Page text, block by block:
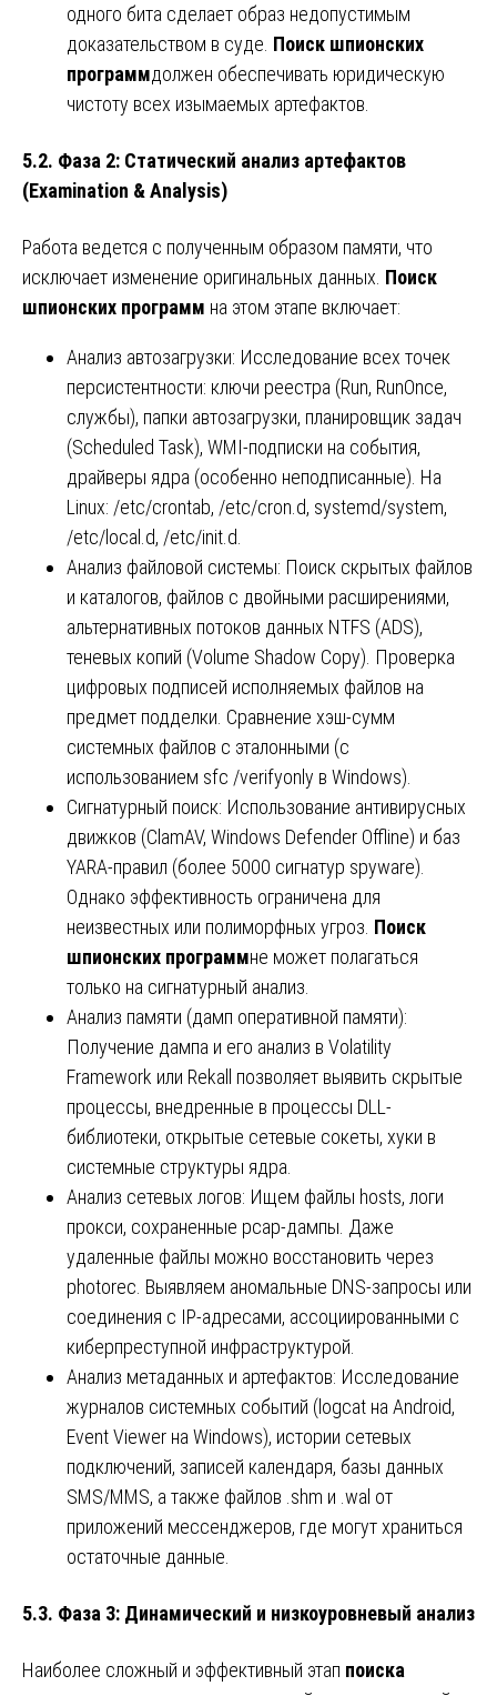
одного бита сделает образ недопустимым
доказательством в суде. Поиск шпионских
программдолжен обеспечивать юридическую
чистоту всех изымаемых артефактов.
5.2. Фаза 2: Статический анализ артефактов
(Examination & Analysis)
Работа ведется с полученным образом памяти, что
исключает изменение оригинальных данных. Поиск
шпионских программ на этом этапе включает:
Анализ автозагрузки: Исследование всех точек
персистентности: ключи реестра (Run, RunOnce,
службы), папки автозагрузки, планировщик задач
(Scheduled Task), WMI-подписки на события,
драйверы ядра (особенно неподписанные). На
Linux: /etc/crontab, /etc/cron.d, systemd/system,
/etc/local.d, /etc/init.d.
Анализ файловой системы: Поиск скрытых файлов
и каталогов, файлов с двойными расширениями,
альтернативных потоков данных NTFS (ADS),
теневых копий (Volume Shadow Copy). Проверка
цифровых подписей исполняемых файлов на
предмет подделки. Сравнение хэш-сумм
системных файлов с эталонными (с
использованием sfc /verifyonly в Windows).
Сигнатурный поиск: Использование антивирусных
движков (ClamAV, Windows Defender Offline) и баз
YARA-правил (более 5000 сигнатур spyware).
Однако эффективность ограничена для
неизвестных или полиморфных угроз. Поиск
шпионских программне может полагаться
только на сигнатурный анализ.
Анализ памяти (дамп оперативной памяти):
Получение дампа и его анализ в Volatility
Framework или Rekall позволяет выявить скрытые
процессы, внедренные в процессы DLL-
библиотеки, открытые сетевые сокеты, хуки в
системные структуры ядра.
Анализ сетевых логов: Ищем файлы hosts, логи
прокси, сохраненные pcap-дампы. Даже
удаленные файлы можно восстановить через
photorec. Выявляем аномальные DNS-запросы или
соединения с IP-адресами, ассоциированными с
киберпреступной инфраструктурой.
Анализ метаданных и артефактов: Исследование
журналов системных событий (logcat на Android,
Event Viewer на Windows), истории сетевых
подключений, записей календаря, базы данных
SMS/MMS, а также файлов .shm и .wal от
приложений мессенджеров, где могут храниться
остаточные данные.
5.3. Фаза 3: Динамический и низкоуровневый анализ
Наиболее сложный и эффективный этап поиска